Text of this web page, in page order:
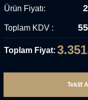
Ürün Fiyatı:
Toplam KDV :
Toplam Fiyat: